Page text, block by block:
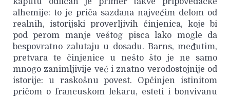
alhemije: to je priča sazdana najvećim delom od
realnih, istorijski proverljivih činjenica, koje bi
pod perom manje veštog pisca lako mogle da
bespovratno zalutaju u dosadu. Barns, međutim,
pretvara te činjenice u nešto što je ne samo
mnogo zanimljivije već i znatno verodostojnije od
istorije: u raskošnu povest. Opčinjen istinitom
pričom o francuskom lekaru, esteti i bonvivanu